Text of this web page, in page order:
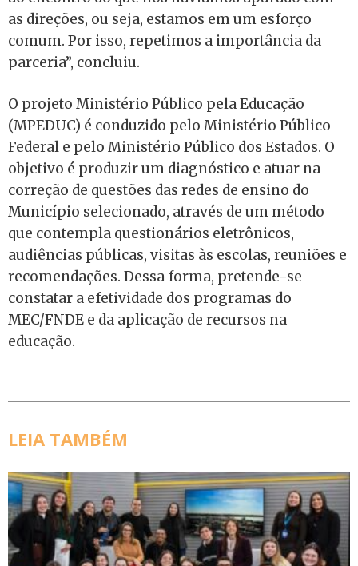
as direções, ou seja, estamos em um esforço
comum. Por isso, repetimos a importância da
parceria”, concluiu.
O projeto Ministério Público pela Educação
(MPEDUC) é conduzido pelo Ministério Público
Federal e pelo Ministério Público dos Estados. O
objetivo é produzir um diagnóstico e atuar na
correção de questões das redes de ensino do
Município selecionado, através de um método
que contempla questionários eletrônicos,
audiências públicas, visitas às escolas, reuniões e
recomendações. Dessa forma, pretende-se
constatar a efetividade dos programas do
MEC/FNDE e da aplicação de recursos na
educação.
LEIA TAMBÉM